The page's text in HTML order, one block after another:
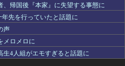
フットボール速報
あぁ^～こころがぴょんぴょ...
漫画まとめ速報
バズッター速報
わんこーる速報！
ニュー速VIPブログ(`･...
帰国後『本家』に失望する事態に
先を行っていたと話題に
声
メロメロに
4人組がエモすぎると話題に